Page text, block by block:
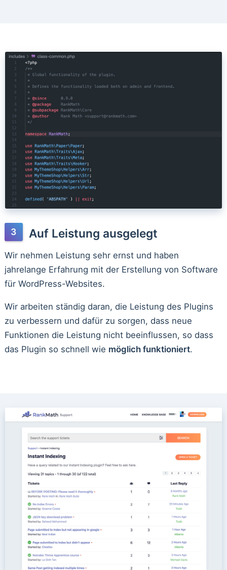
Auf Leistung ausgelegt
Wir nehmen Leistung sehr ernst und haben
jahrelange Erfahrung mit der Erstellung von Software
für WordPress-Websites.
Wir arbeiten ständig daran, die Leistung des Plugins
zu verbessern und dafür zu sorgen, dass neue
Funktionen die Leistung nicht beeinflussen, so dass
das Plugin so schnell wie möglich funktioniert.